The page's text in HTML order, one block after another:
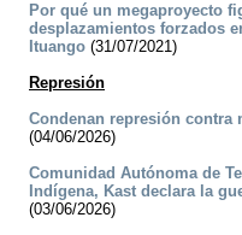
Por qué un megaproyecto
desplazamientos forzados
Ituango (31/07/2021)
Represión
Condenan represión contra
(04/06/2026)
Comunidad Autónoma de
Indígena, Kast declara la
(03/06/2026)